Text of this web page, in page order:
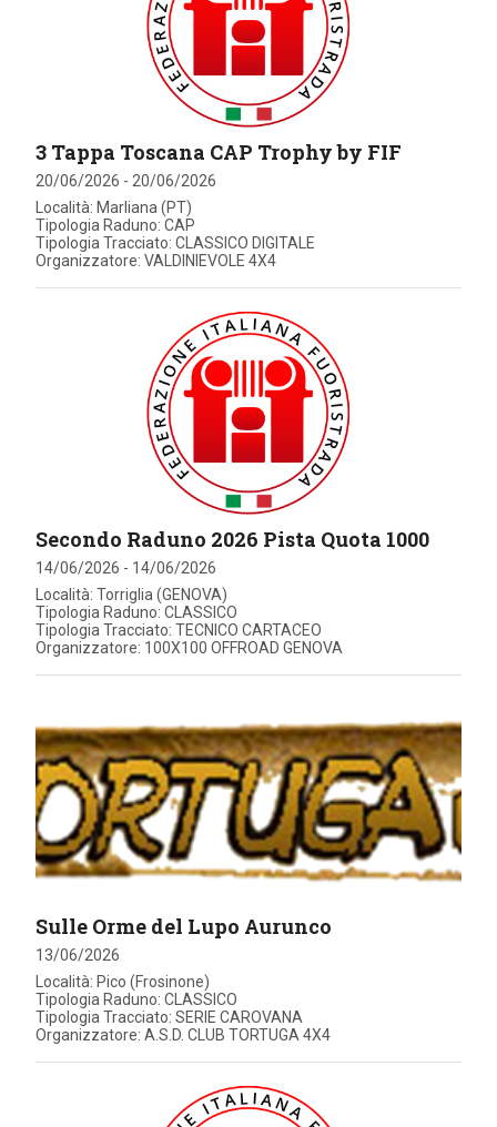
3 Tappa Toscana CAP Trophy by FIF
20/06/2026 - 20/06/2026
Località: Marliana (PT)
Tipologia Raduno: CAP
Tipologia Tracciato: CLASSICO DIGITALE
Organizzatore: VALDINIEVOLE 4X4
Secondo Raduno 2026 Pista Quota 1000
14/06/2026 - 14/06/2026
Località: Torriglia (GENOVA)
Tipologia Raduno: CLASSICO
Tipologia Tracciato: TECNICO CARTACEO
Organizzatore: 100X100 OFFROAD GENOVA
Sulle Orme del Lupo Aurunco
13/06/2026
Località: Pico (Frosinone)
Tipologia Raduno: CLASSICO
Tipologia Tracciato: SERIE CAROVANA
Organizzatore: A.S.D. CLUB TORTUGA 4X4